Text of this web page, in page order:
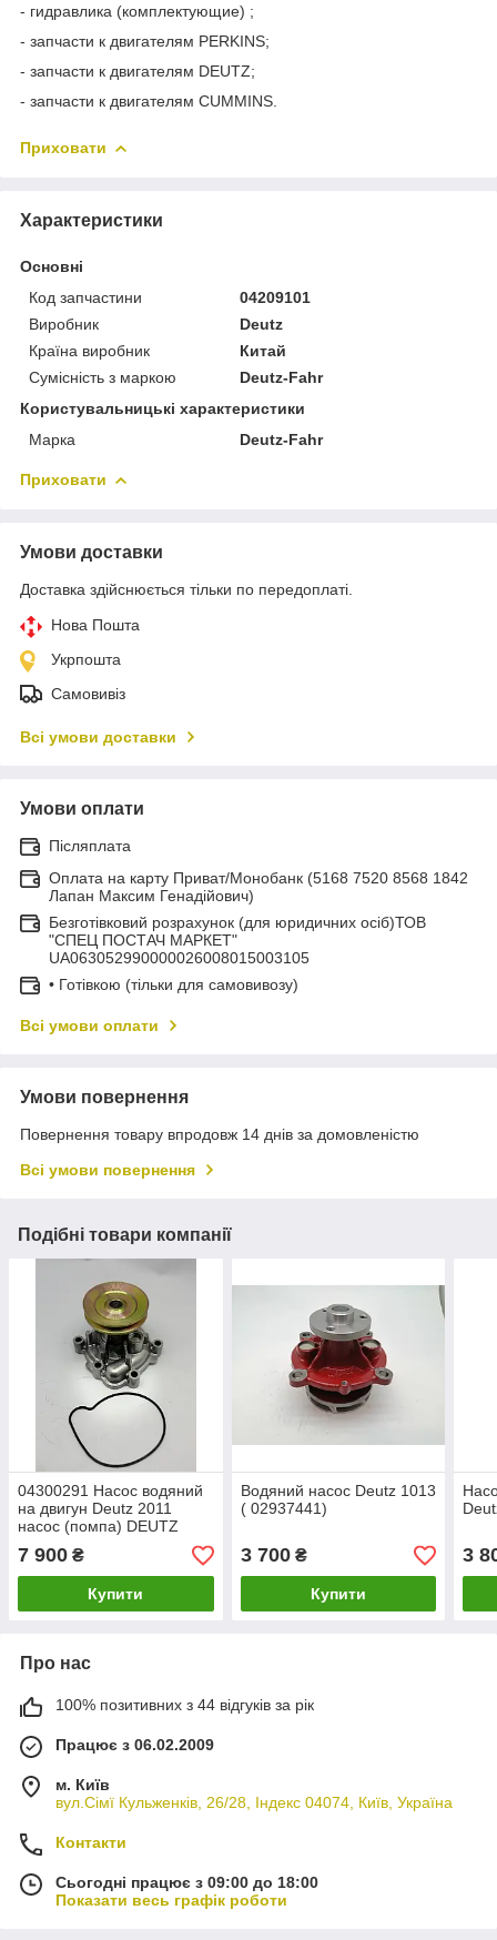
- гидравлика (комплектующие) ;
- запчасти к двигателям PERKINS;
- запчасти к двигателям DEUTZ;
- запчасти к двигателям CUMMINS.
Приховати
Характеристики
Основні
Код запчастини
04209101
Виробник
Deutz
Країна виробник
Китай
Сумісність з маркою
Deutz-Fahr
Користувальницькі характеристики
Марка
Deutz-Fahr
Приховати
Умови доставки
Доставка здійснюється тільки по передоплаті.
Нова Пошта
Укрпошта
Самовивіз
Всі умови доставки
Умови оплати
Післяплата
Оплата на карту Приват/Монобанк (5168 7520 8568 1842
Лапан Максим Генадійович)
Безготівковий розрахунок (для юридичних осіб)ТОВ
"СПЕЦ ПОСТАЧ МАРКЕТ"
UA063052990000026008015003105
• Готівкою (тільки для самовивозу)
Всі умови оплати
Умови повернення
Повернення товару впродовж 14 днів за домовленістю
Всі умови повернення
Подібні товари компанії
04300291 Насос водяний
на двигун Deutz 2011
насос (помпа) DEUTZ
Дойц 04300291 Насос
для перекачування
охолоджувальної рідини
7 900 ₴
Купити
Водяний насос Deutz 1013
( 02937441)
3 700₴
Купити
3
Про нас
100% позитивних з 44 відгуків за рік
Працює з 06.02.2009
м. Київ
вул.Сімї Кульженків, 26/28, Індекс 04074, Київ, Україна
Контакти
Сьогодні працює з 09:00 до 18:00
Показати весь графік роботи